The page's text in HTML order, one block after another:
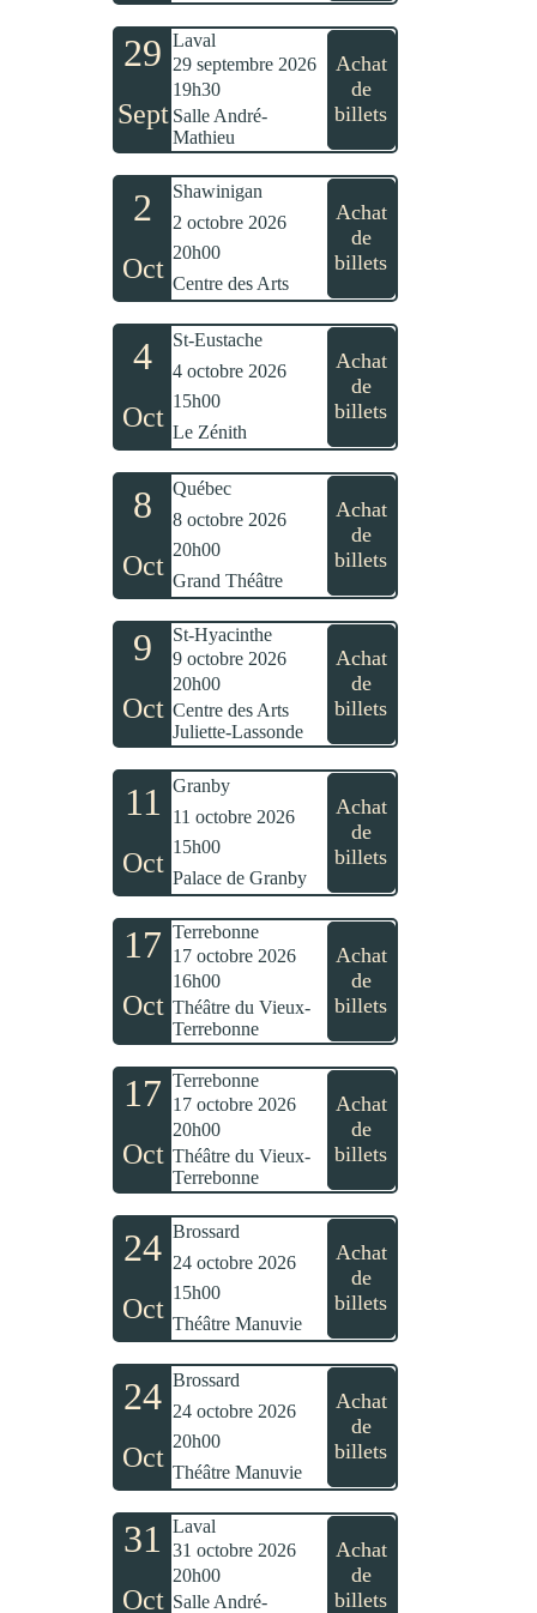
29 Laval
Achat
de
billets
29 septembre 2026
Sept
19h30
Salle André-
Mathieu
2 Shawinigan
Achat
de
billets
2 octobre 2026
Oct
20h00
Centre des Arts
4 St-Eustache
Achat
de
billets
4 octobre 2026
Oct
15h00
Le Zénith
8 Québec
Achat
de
billets
8 octobre 2026
Oct
20h00
Grand Théâtre
9 St-Hyacinthe
Achat
de
billets
9 octobre 2026
Oct
20h00
Centre des Arts
Juliette-Lassonde
11 Granby
Achat
de
billets
11 octobre 2026
Oct
15h00
Palace de Granby
17 Terrebonne
Achat
de
billets
17 octobre 2026
Oct
16h00
Théâtre du Vieux-
Terrebonne
17 Terrebonne
Achat
de
billets
17 octobre 2026
Oct
20h00
Théâtre du Vieux-
Terrebonne
24 Brossard
Achat
de
billets
24 octobre 2026
Oct
15h00
Théâtre Manuvie
24 Brossard
Achat
de
billets
24 octobre 2026
Oct
20h00
Théâtre Manuvie
31 Laval
Achat
de
billets
31 octobre 2026
Oct
20h00
Salle André-